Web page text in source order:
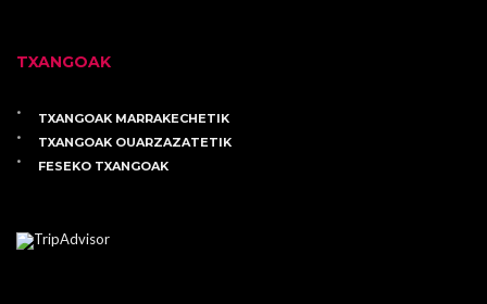
TXANGOAK
TXANGOAK MARRAKECHETIK
TXANGOAK OUARZAZATETIK
FESEKO TXANGOAK